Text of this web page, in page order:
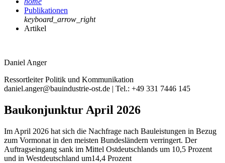
Publikationen
keyboard_arrow_right
Artikel
Daniel Anger
Ressortleiter Politik und Kommunikation
daniel.anger@bauindustrie-ost.de | Tel.: +49 331 7446 145
Baukonjunktur April 2026
Im April 2026 hat sich die Nachfrage nach Bauleistungen in Bezug
zum Vormonat in den meisten Bundesländern verringert. Der
Auftragseingang sank im Mittel Ostdeutschlands um 10,5 Prozent
und in Westdeutschland um14,4 Prozent